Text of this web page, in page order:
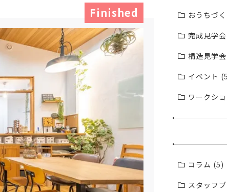
Finished
おうちづ
完成見学
構造見学
イベント
ワークシ
コラム (5)
スタッフ